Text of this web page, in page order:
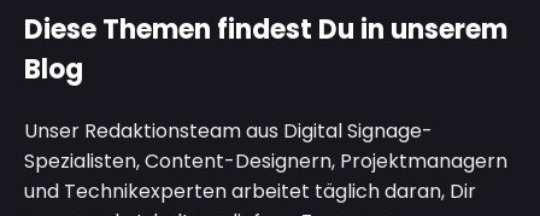
Diese Themen findest Du in unserem
Blog
Unser Redaktionsteam aus Digital Signage-
Spezialisten, Content-Designern, Projektmanagern
und Technikexperten arbeitet täglich daran, Dir